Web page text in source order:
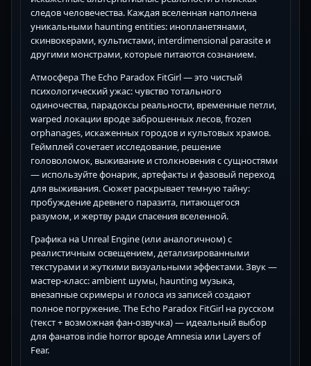
следов человечества. Каждая вселенная наполнена
уникальными haunting entities: инопланетянами,
скинвокерами, культистами, interdimensional parasite и
другими монстрами, которые питаются сознанием.
Атмосфера The Echo Paradox FitGirl — это чистый
психологический ужас: чувство тотального
одиночества, парадоксы реальности, временные петли,
warped локации вроде заброшенных лесов, frozen
orphanages, искаженных городов и культовых храмов.
Геймплей сочетает исследование, решение
головоломок, выживание и столкновения с сущностями
— используйте фонарик, артефакты и фазовый переход
для выживания. Сюжет раскрывает темную тайну:
пробуждение древнего паразита, питающегося
разумом, и жертву ради спасения вселенной.
Графика на Unreal Engine (или аналогичном) с
реалистичным освещением, детализированными
текстурами и жуткими визуальными эффектами. Звук —
мастер-класс: ambient шумы, haunting музыка,
внезапные скримеры и голоса из записей создают
полное погружение. The Echo Paradox FitGirl на русском
(текст + возможная фан-озвучка) — идеальный выбор
для фанатов indie horror вроде Amnesia или Layers of
Fear.